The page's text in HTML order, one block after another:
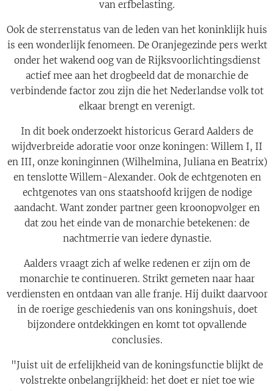
van erfbelasting.
Ook de sterrenstatus van de leden van het koninklijk huis
is een wonderlijk fenomeen. De Oranjegezinde pers werkt
onder het wakend oog van de Rijksvoorlichtingsdienst
actief mee aan het drogbeeld dat de monarchie de
verbindende factor zou zijn die het Nederlandse volk tot
elkaar brengt en verenigt.
In dit boek onderzoekt historicus Gerard Aalders de
wijdverbreide adoratie voor onze koningen: Willem I, II
en III, onze koninginnen (Wilhelmina, Juliana en Beatrix)
en tenslotte Willem-Alexander. Ook de echtgenoten en
echtgenotes van ons staatshoofd krijgen de nodige
aandacht. Want zonder partner geen kroonopvolger en
dat zou het einde van de monarchie betekenen: de
nachtmerrie van iedere dynastie.
Aalders vraagt zich af welke redenen er zijn om de
monarchie te continueren. Strikt gemeten naar haar
verdiensten en ontdaan van alle franje. Hij duikt daarvoor
in de roerige geschiedenis van ons koningshuis, doet
bijzondere ontdekkingen en komt tot opvallende
conclusies.
"Juist uit de erfelijkheid van de koningsfunctie blijkt de
volstrekte onbelangrijkheid: het doet er niet toe wie